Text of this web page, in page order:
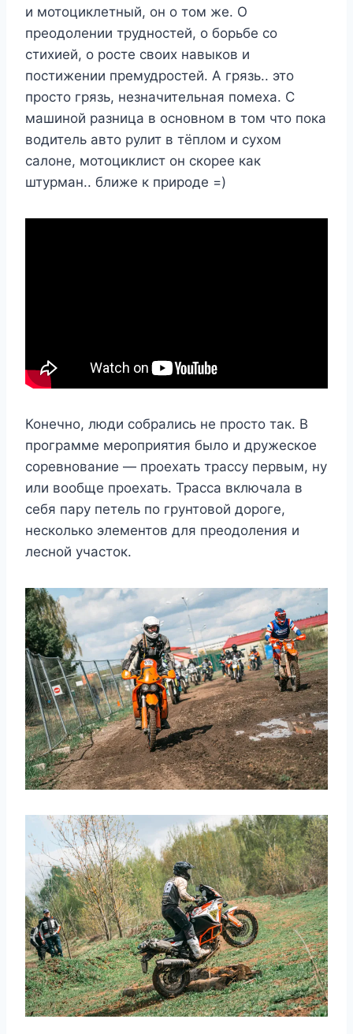
и мотоциклетный, он о том же. О
преодолении трудностей, о борьбе со
стихией, о росте своих навыков и
постижении премудростей. А грязь.. это
просто грязь, незначительная помеха. С
машиной разница в основном в том что пока
водитель авто рулит в тёплом и сухом
салоне, мотоциклист он скорее как
штурман.. ближе к природе =)
Конечно, люди собрались не просто так. В
программе мероприятия было и дружеское
соревнование — проехать трассу первым, ну
или вообще проехать. Трасса включала в
себя пару петель по грунтовой дороге,
несколько элементов для преодоления и
лесной участок.